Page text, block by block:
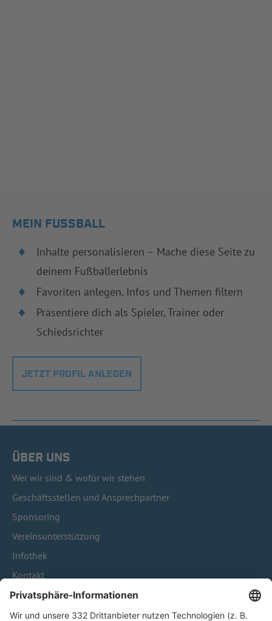
MEIN FUSSBALL
Inhalte personalisieren – Mache diese Seite zu
deinem Fußballerlebnis
Favoriten anlegen, Infos und Themen filtern
Präsentiere dich als Spieler, Trainer oder
Schiedsrichter
JETZT PROFIL ANLEGEN
ÜBER UNS
Wer wir sind & wofür wir stehen
Geschäftsstellen und Ansprechpartner
Sponsoring
Vereinsunterstützung
Infothek
Kontakt
HÄUFIG BESUCHTE SEITEN